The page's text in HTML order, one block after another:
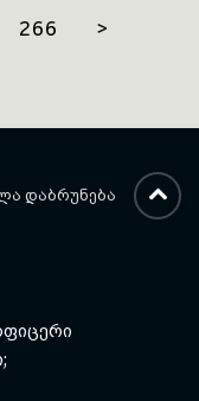
266
>
ᲓᲐᲑᲠᲣᲜᲔᲑᲐ